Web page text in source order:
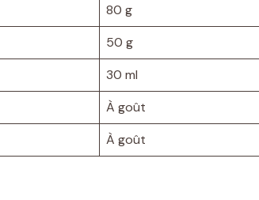
80 g
50 g
30 ml
À goût
À goût